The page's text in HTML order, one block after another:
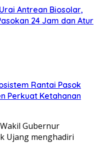
Antrean Biosolar,
24 Jam dan Atur
Rantai Pasok
Perkuat Ketahanan
Gubernur
Ujang menghadiri